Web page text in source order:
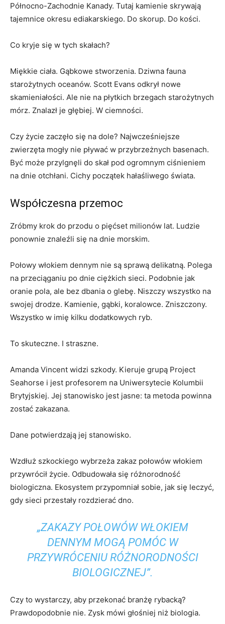
Północno-Zachodnie Kanady. Tutaj kamienie skrywają
tajemnice okresu ediakarskiego. Do skorup. Do kości.
Co kryje się w tych skałach?
Miękkie ciała. Gąbkowe stworzenia. Dziwna fauna
starożytnych oceanów. Scott Evans odkrył nowe
skamieniałości. Ale nie na płytkich brzegach starożytnych
mórz. Znalazł je głębiej. W ciemności.
Czy życie zaczęło się na dole? Najwcześniejsze
zwierzęta mogły nie pływać w przybrzeżnych basenach.
Być może przylgnęli do skał pod ogromnym ciśnieniem
na dnie otchłani. Cichy początek hałaśliwego świata.
Współczesna przemoc
Zróbmy krok do przodu o pięćset milionów lat. Ludzie
ponownie znaleźli się na dnie morskim.
Połowy włokiem dennym nie są sprawą delikatną. Polega
na przeciąganiu po dnie ciężkich sieci. Podobnie jak
oranie pola, ale bez dbania o glebę. Niszczy wszystko na
swojej drodze. Kamienie, gąbki, koralowce. Zniszczony.
Wszystko w imię kilku dodatkowych ryb.
To skuteczne. I straszne.
Amanda Vincent widzi szkody. Kieruje grupą Project
Seahorse i jest profesorem na Uniwersytecie Kolumbii
Brytyjskiej. Jej stanowisko jest jasne: ta metoda powinna
zostać zakazana.
Dane potwierdzają jej stanowisko.
Wzdłuż szkockiego wybrzeża zakaz połowów włokiem
przywrócił życie. Odbudowała się różnorodność
biologiczna. Ekosystem przypomniał sobie, jak się leczyć,
gdy sieci przestały rozdzierać dno.
„ZAKAZY POŁOWÓW WŁOKIEM
DENNYM MOGĄ POMÓC W
PRZYWRÓCENIU RÓŻNORODNOŚCI
BIOLOGICZNEJ”.
Czy to wystarczy, aby przekonać branżę rybacką?
Prawdopodobnie nie. Zysk mówi głośniej niż biologia.